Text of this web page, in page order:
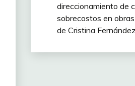
direccionamiento de
sobrecostos en
de Cristina Fernández